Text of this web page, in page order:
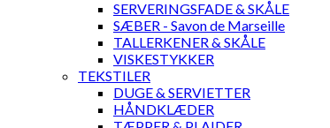
SERVERINGSFADE & SKÅLE
SÆBER - Savon de Marseille
TALLERKENER & SKÅLE
VISKESTYKKER
TEKSTILER
DUGE & SERVIETTER
HÅNDKLÆDER